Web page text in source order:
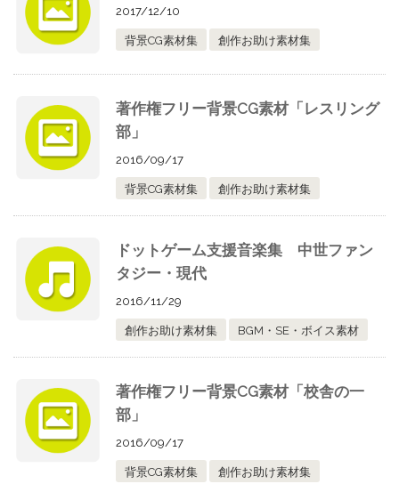
2017/12/10
背景CG素材集 創作お助け素材集
著作権フリー背景CG素材「レスリング
部」
2016/09/17
背景CG素材集 創作お助け素材集
ドットゲーム支援音楽集 中世ファン
タジー・現代
2016/11/29
創作お助け素材集 BGM・SE・ボイス素材
著作権フリー背景CG素材「校舎の一
部」
2016/09/17
背景CG素材集 創作お助け素材集